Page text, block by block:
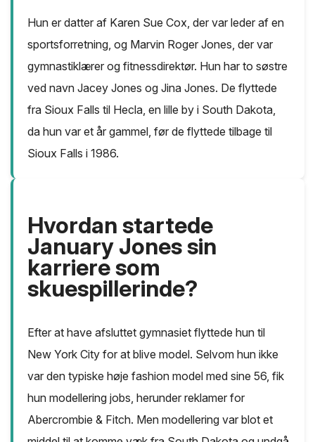
Hun er datter af Karen Sue Cox, der var leder af en
sportsforretning, og Marvin Roger Jones, der var
gymnastiklærer og fitnessdirektør. Hun har to søstre
ved navn Jacey Jones og Jina Jones. De flyttede
fra Sioux Falls til Hecla, en lille by i South Dakota,
da hun var et år gammel, før de flyttede tilbage til
Sioux Falls i 1986.
Hvordan startede
January Jones sin
karriere som
skuespillerinde?
Efter at have afsluttet gymnasiet flyttede hun til
New York City for at blive model. Selvom hun ikke
var den typiske høje fashion model med sine 56, fik
hun modellering jobs, herunder reklamer for
Abercrombie & Fitch. Men modellering var blot et